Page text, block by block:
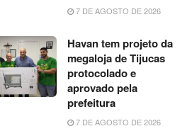
7 DE AGOSTO DE 2026
Havan tem projeto da
megaloja de Tijucas
protocolado e
aprovado pela
prefeitura
7 DE AGOSTO DE 2026